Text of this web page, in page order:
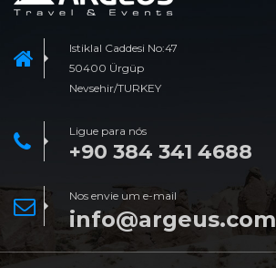
Istiklal Caddesi No:47
50400 Ürgüp
Nevsehir/TURKEY
Ligue para nós
+90 384 341 4688
Nos envie um e-mail
info@argeus.com